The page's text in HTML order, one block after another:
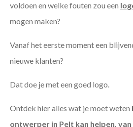
voldoen en welke fouten zou een
mogen maken?
Vanaf het eerste moment een
nieuwe klanten?
Dat doe je met een goed logo.
Ontdek hier alles wat je moet weten
ontwerper in Pelt kan helpen,